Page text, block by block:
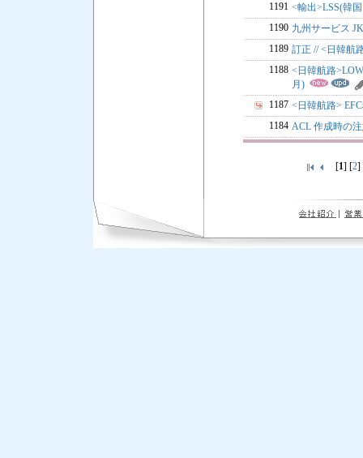
1191 <輸出>LSS(韓
1190 九州サービス
1189 訂正 // <日韓航
1188 <日韓航路
月)
1187 <日韓航路>
1184 ACL 作成時の
[1] [2]